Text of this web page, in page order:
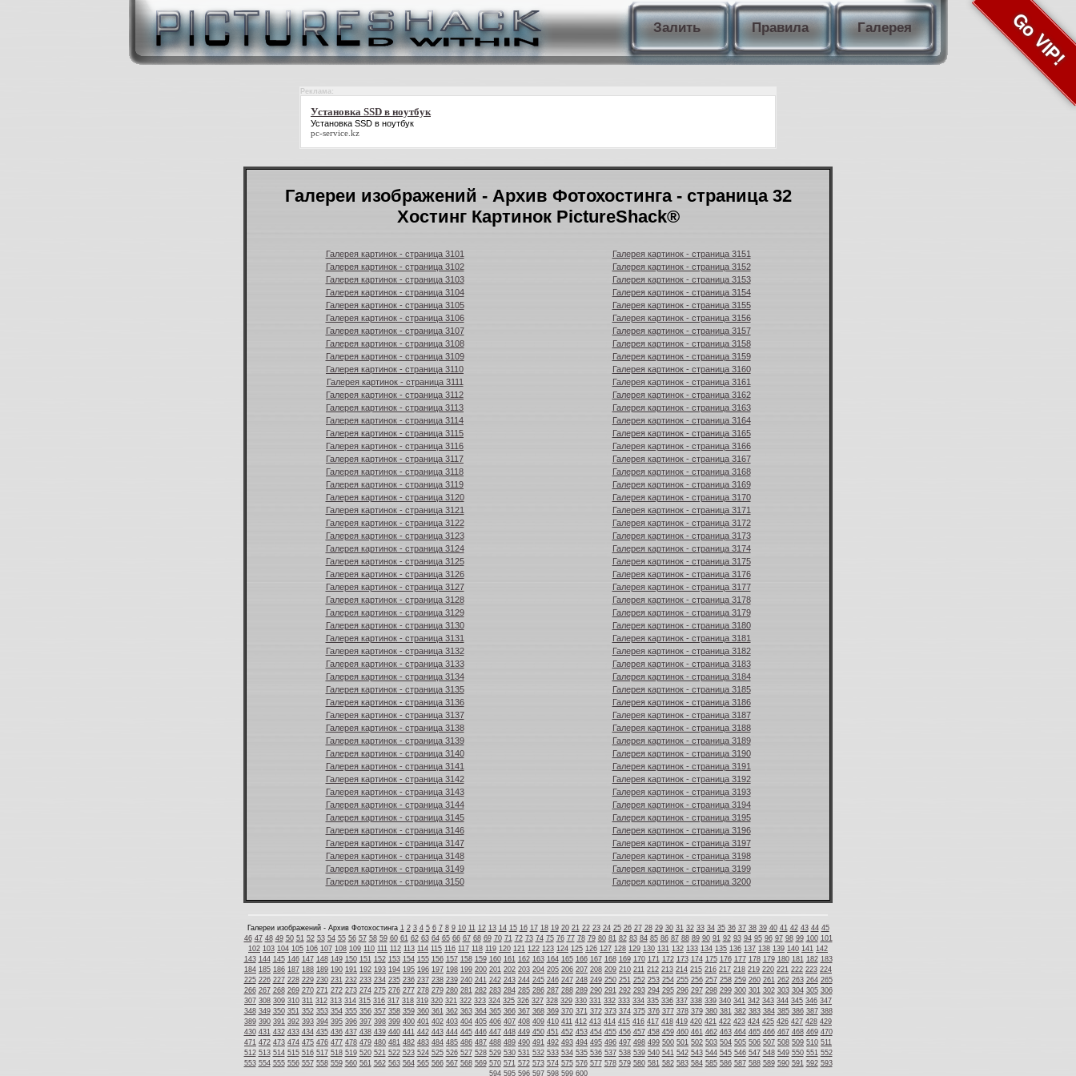
Залить Правила Галерея Go VIP!
Реклама:
Установка SSD в ноутбук
Установка SSD в ноутбук
pc-service.kz
Галереи изображений - Архив Фотохостинга - страница 32
Хостинг Картинок PictureShack®
Галерея картинок - страница 3101
Галерея картинок - страница 3102
Галерея картинок - страница 3103
Галерея картинок - страница 3104
Галерея картинок - страница 3105
Галерея картинок - страница 3106
Галерея картинок - страница 3107
Галерея картинок - страница 3108
Галерея картинок - страница 3109
Галерея картинок - страница 3110
Галерея картинок - страница 3111
Галерея картинок - страница 3112
Галерея картинок - страница 3113
Галерея картинок - страница 3114
Галерея картинок - страница 3115
Галерея картинок - страница 3116
Галерея картинок - страница 3117
Галерея картинок - страница 3118
Галерея картинок - страница 3119
Галерея картинок - страница 3120
Галерея картинок - страница 3121
Галерея картинок - страница 3122
Галерея картинок - страница 3123
Галерея картинок - страница 3124
Галерея картинок - страница 3125
Галерея картинок - страница 3126
Галерея картинок - страница 3127
Галерея картинок - страница 3128
Галерея картинок - страница 3129
Галерея картинок - страница 3130
Галерея картинок - страница 3131
Галерея картинок - страница 3132
Галерея картинок - страница 3133
Галерея картинок - страница 3134
Галерея картинок - страница 3135
Галерея картинок - страница 3136
Галерея картинок - страница 3137
Галерея картинок - страница 3138
Галерея картинок - страница 3139
Галерея картинок - страница 3140
Галерея картинок - страница 3141
Галерея картинок - страница 3142
Галерея картинок - страница 3143
Галерея картинок - страница 3144
Галерея картинок - страница 3145
Галерея картинок - страница 3146
Галерея картинок - страница 3147
Галерея картинок - страница 3148
Галерея картинок - страница 3149
Галерея картинок - страница 3150
Галерея картинок - страница 3151
Галерея картинок - страница 3152
Галерея картинок - страница 3153
Галерея картинок - страница 3154
Галерея картинок - страница 3155
Галерея картинок - страница 3156
Галерея картинок - страница 3157
Галерея картинок - страница 3158
Галерея картинок - страница 3159
Галерея картинок - страница 3160
Галерея картинок - страница 3161
Галерея картинок - страница 3162
Галерея картинок - страница 3163
Галерея картинок - страница 3164
Галерея картинок - страница 3165
Галерея картинок - страница 3166
Галерея картинок - страница 3167
Галерея картинок - страница 3168
Галерея картинок - страница 3169
Галерея картинок - страница 3170
Галерея картинок - страница 3171
Галерея картинок - страница 3172
Галерея картинок - страница 3173
Галерея картинок - страница 3174
Галерея картинок - страница 3175
Галерея картинок - страница 3176
Галерея картинок - страница 3177
Галерея картинок - страница 3178
Галерея картинок - страница 3179
Галерея картинок - страница 3180
Галерея картинок - страница 3181
Галерея картинок - страница 3182
Галерея картинок - страница 3183
Галерея картинок - страница 3184
Галерея картинок - страница 3185
Галерея картинок - страница 3186
Галерея картинок - страница 3187
Галерея картинок - страница 3188
Галерея картинок - страница 3189
Галерея картинок - страница 3190
Галерея картинок - страница 3191
Галерея картинок - страница 3192
Галерея картинок - страница 3193
Галерея картинок - страница 3194
Галерея картинок - страница 3195
Галерея картинок - страница 3196
Галерея картинок - страница 3197
Галерея картинок - страница 3198
Галерея картинок - страница 3199
Галерея картинок - страница 3200
Галереи изображений - Архив Фотохостинга 1 2 3 4 5 6 7 8 9 10 11 12 13 14 15 16 17 18 19 20 21 22 23 24 25 26 27 28 29 30 31 32 33 34 35 36 37 38 39 40 41 42 43 44 45
46 47 48 49 50 51 52 53 54 55 56 57 58 59 60 61 62 63 64 65 66 67 68 69 70 71 72 73 74 75 76 77 78 79 80 81 82 83 84 85 86 87 88 89 90 91 92 93 94 95 96 97 98 99 100 101
102 103 104 105 106 107 108 109 110 111 112 113 114 115 116 117 118 119 120 121 122 123 124 125 126 127 128 129 130 131 132 133 134 135 136 137 138 139 140 141 142
143 144 145 146 147 148 149 150 151 152 153 154 155 156 157 158 159 160 161 162 163 164 165 166 167 168 169 170 171 172 173 174 175 176 177 178 179 180 181 182 183
184 185 186 187 188 189 190 191 192 193 194 195 196 197 198 199 200 201 202 203 204 205 206 207 208 209 210 211 212 213 214 215 216 217 218 219 220 221 222 223 224
225 226 227 228 229 230 231 232 233 234 235 236 237 238 239 240 241 242 243 244 245 246 247 248 249 250 251 252 253 254 255 256 257 258 259 260 261 262 263 264 265
266 267 268 269 270 271 272 273 274 275 276 277 278 279 280 281 282 283 284 285 286 287 288 289 290 291 292 293 294 295 296 297 298 299 300 301 302 303 304 305 306
307 308 309 310 311 312 313 314 315 316 317 318 319 320 321 322 323 324 325 326 327 328 329 330 331 332 333 334 335 336 337 338 339 340 341 342 343 344 345 346 347
348 349 350 351 352 353 354 355 356 357 358 359 360 361 362 363 364 365 366 367 368 369 370 371 372 373 374 375 376 377 378 379 380 381 382 383 384 385 386 387 388
389 390 391 392 393 394 395 396 397 398 399 400 401 402 403 404 405 406 407 408 409 410 411 412 413 414 415 416 417 418 419 420 421 422 423 424 425 426 427 428 429
430 431 432 433 434 435 436 437 438 439 440 441 442 443 444 445 446 447 448 449 450 451 452 453 454 455 456 457 458 459 460 461 462 463 464 465 466 467 468 469 470
471 472 473 474 475 476 477 478 479 480 481 482 483 484 485 486 487 488 489 490 491 492 493 494 495 496 497 498 499 500 501 502 503 504 505 506 507 508 509 510 511
512 513 514 515 516 517 518 519 520 521 522 523 524 525 526 527 528 529 530 531 532 533 534 535 536 537 538 539 540 541 542 543 544 545 546 547 548 549 550 551 552
553 554 555 556 557 558 559 560 561 562 563 564 565 566 567 568 569 570 571 572 573 574 575 576 577 578 579 580 581 582 583 584 585 586 587 588 589 590 591 592 593
594 595 596 597 598 599 600